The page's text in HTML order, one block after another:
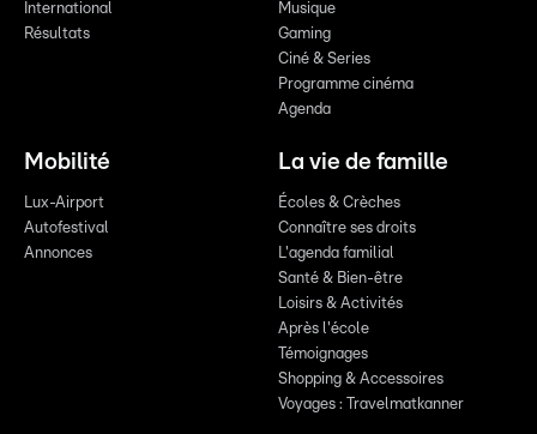
International
Résultats
Musique
Gaming
Ciné & Series
Programme cinéma
Agenda
Mobilité
Lux-Airport
Autofestival
Annonces
La vie de famille
Écoles & Crèches
Connaître ses droits
L'agenda familial
Santé & Bien-être
Loisirs & Activités
Après l'école
Témoignages
Shopping & Accessoires
Voyages : Travelmatkanner